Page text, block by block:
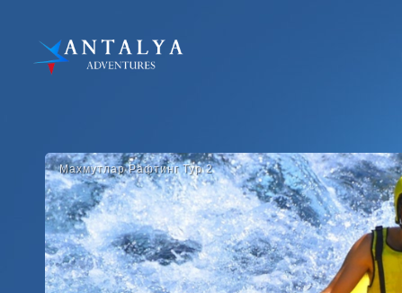
Махмутлар Рафтинг Тур 2